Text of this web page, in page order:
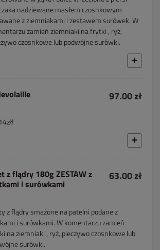
nadziewane masłem czosnkowym
z ziemniakami i zestawem surówek. W
zamień ziemniaki na frytki , ryż,
czosnkowe lub podwójne surówki.
97.00 zł
z flądry 180g ZESTAW z
i surówkami
63.00 zł
z flądry smażone na patelni podane z
i surówkami. W komentarzu zamień
na ziemniaki , ryż, pieczywo czosnkowe lub
surówki.